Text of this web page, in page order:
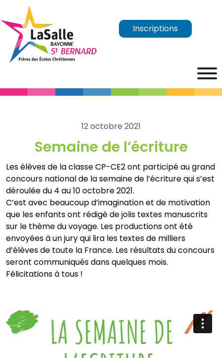
Inscriptions
12 octobre 2021
Semaine de l’écriture
Les élèves de la classe CP-CE2 ont participé au grand
concours national de la semaine de l’écriture qui s’est
déroulée du 4 au 10 octobre 2021.
C’est avec beaucoup d’imagination et de motivation
que les enfants ont rédigé de jolis textes manuscrits
sur le thème du voyage. Les productions ont été
envoyées à un jury qui lira les textes de milliers
d’élèves de toute la France. Les résultats du concours
seront communiqués dans quelques mois.
Félicitations à tous !